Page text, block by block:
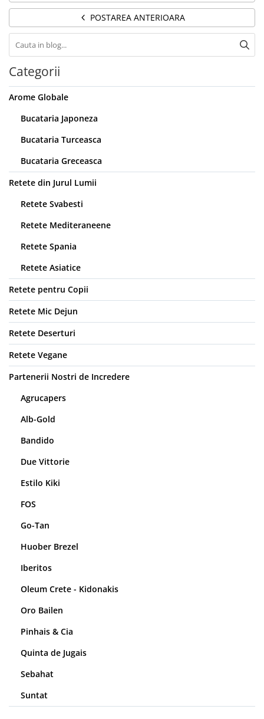
POSTAREA ANTERIOARA
Categorii
Arome Globale
Bucataria Japoneza
Bucataria Turceasca
Bucataria Greceasca
Retete din Jurul Lumii
Retete Svabesti
Retete Mediteraneene
Retete Spania
Retete Asiatice
Retete pentru Copii
Retete Mic Dejun
Retete Deserturi
Retete Vegane
Partenerii Nostri de Incredere
Agrucapers
Alb-Gold
Bandido
Due Vittorie
Estilo Kiki
FOS
Go-Tan
Huober Brezel
Iberitos
Oleum Crete - Kidonakis
Oro Bailen
Pinhais & Cia
Quinta de Jugais
Sebahat
Suntat